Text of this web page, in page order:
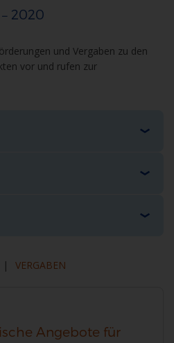
2020
und Vergaben zu den
vor und rufen zur
VERGABEN
Angebote für